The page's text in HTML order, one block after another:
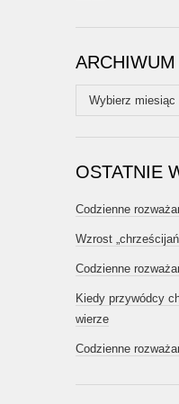
ARCHIWUM
Archiwum
OSTATNIE
Codzienne
Wzrost
Codzienne
Kiedy przywódcy
wierze
Codzienne